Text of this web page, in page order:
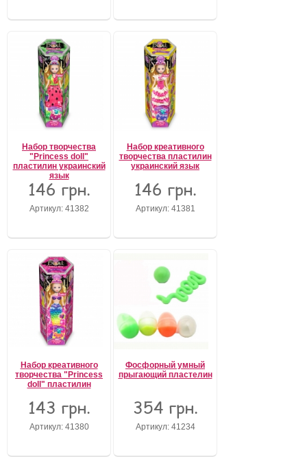
Набор творчества
"Princess doll"
пластилин украинский
язык
146 грн.
Артикул: 41382
Набор креативного
творчества пластилин
украинский язык
146 грн.
Артикул: 41381
Набор креативного
творчества "Princess
doll" пластилин
143 грн.
Артикул: 41380
Фосфорный умный
прыгающий пластелин
354 грн.
Артикул: 41234